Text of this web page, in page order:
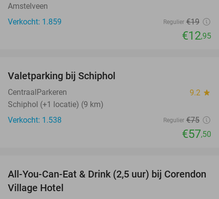
Amstelveen
Verkocht: 1.859
Regulier €19
€12,95
Valetparking bij Schiphol
CentraalParkeren 9.2 star
Schiphol (+1 locatie) (9 km)
Verkocht: 1.538
Regulier €75
€57,50
37%
All-You-Can-Eat & Drink (2,5 uur) bij Corendon
Village Hotel